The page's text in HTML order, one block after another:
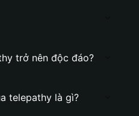
trở nên độc đáo?
telepathy là gì?